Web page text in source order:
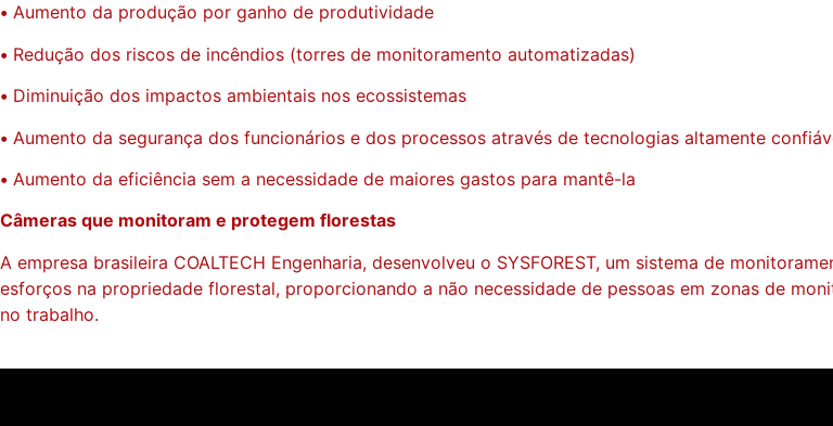
• Aumento da produção por ganho de produtividade
• Redução dos riscos de incêndios (torres de monitoramento automatizadas)
• Diminuição dos impactos ambientais nos ecossistemas
• Aumento da segurança dos funcionários e dos processos através de tecnologias altamente
• Aumento da eficiência sem a necessidade de maiores gastos para mantê-la
Câmeras que monitoram e protegem florestas
A empresa brasileira COALTECH Engenharia, desenvolveu o SYSFOREST, um sistema de
esforços na propriedade florestal, proporcionando a não necessidade de pessoas em zonas de
no trabalho.